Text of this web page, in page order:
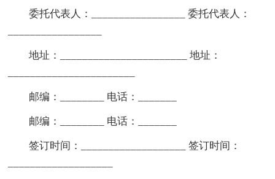
委托代表人：_________________ 委托代表人：
地址：_______________________ 地址：
邮编：________ 电话：_______
邮编：________ 电话：_______
签订时间：___________________ 签订时间：